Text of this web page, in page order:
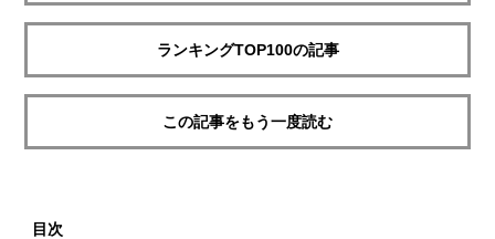
ランキングTOP100の記事
この記事をもう一度読む
目次